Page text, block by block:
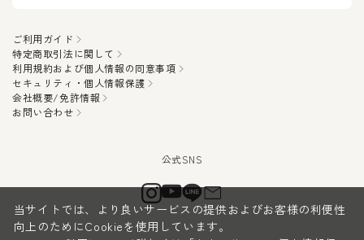
ご利用ガイド
特定商取引法に関して
利用規約および個人情報の同意事項
セキュリティ・個人情報保護
会社概要/免許情報
お問い合わせ
当サイトでは、より良いサービスの提供およびお客様の利便性
向上のためにCookieを使用しています。